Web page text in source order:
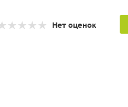
Нет оценок